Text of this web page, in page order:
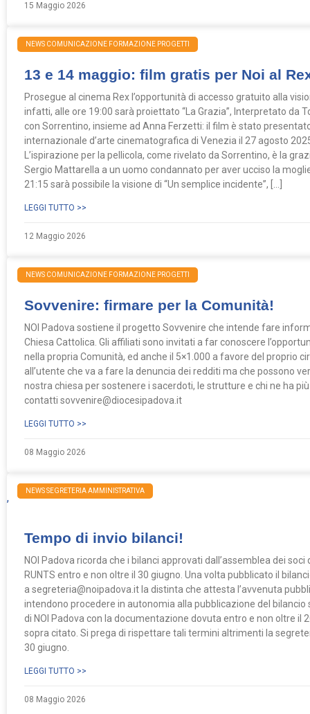
15 Maggio 2026
NEWS COMUNICAZIONE FORMAZIONE PROGETTI
13 e 14 maggio: film gratis per Noi al
Prosegue al cinema Rex l’opportunità di accesso gratuito alla
infatti, alle ore 19:00 sarà proiettato “La Grazia”, Interpretato da
con Sorrentino, insieme ad Anna Ferzetti: il film è stato
internazionale d’arte cinematografica di Venezia il 27 agosto
L’ispirazione per la pellicola, come rivelato da Sorrentino, è la
Sergio Mattarella a un uomo condannato per aver ucciso la
21:15 sarà possibile la visione di “Un semplice incidente”, […]
LEGGI TUTTO >>
12 Maggio 2026
NEWS COMUNICAZIONE FORMAZIONE PROGETTI
Sovvenire: firmare per la Comunità!
NOI Padova sostiene il progetto Sovvenire che intende fare
Chiesa Cattolica. Gli affiliati sono invitati a far conoscere
nella propria Comunità, ed anche il 5×1.000 a favore del proprio
all’utente che va a fare la denuncia dei redditi ma che possono
nostra chiesa per sostenere i sacerdoti, le strutture e chi ne ha
contatti sovvenire@diocesipadova.it
LEGGI TUTTO >>
08 Maggio 2026
NEWS
,
NEWS SEGRETERIA AMMINISTRATIVA
Tempo di invio bilanci!
NOI Padova ricorda che i bilanci approvati dall’assemblea dei
RUNTS entro e non oltre il 30 giugno. Una volta pubblicato il
a segreteria@noipadova.it la distinta che attesta l’avvenuta
intendono procedere in autonomia alla pubblicazione del
di NOI Padova con la documentazione dovuta entro e non oltre il
sopra citato. Si prega di rispettare tali termini altrimenti la
30 giugno.
LEGGI TUTTO >>
08 Maggio 2026